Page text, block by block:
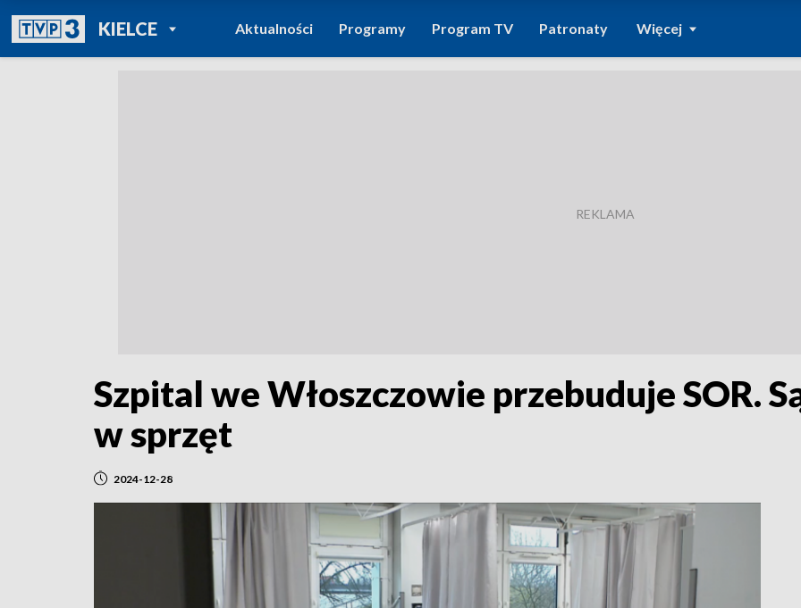
KIELCEPOWRÓT DO
TVP REGIONY
Aktualności Programy Program TV Patronaty Więcej
Szpital we Włoszczowie przebuduje SOR.
w sprzęt
2024-12-28